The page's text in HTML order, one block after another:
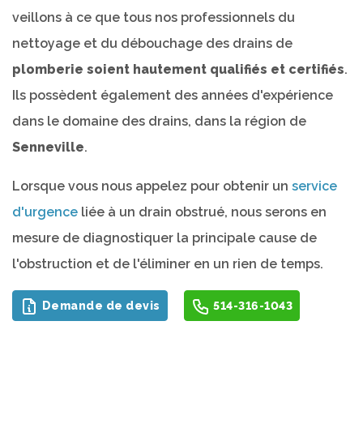
veillons à ce que tous nos professionnels du
nettoyage et du débouchage des drains de
plomberie soient hautement qualifiés et certifiés.
Ils possèdent également des années d'expérience
dans le domaine des drains, dans la région de
Senneville.
Lorsque vous nous appelez pour obtenir un service
d'urgence liée à un drain obstrué, nous serons en
mesure de diagnostiquer la principale cause de
l'obstruction et de l'éliminer en un rien de temps.
Demande de devis 514-316-1043